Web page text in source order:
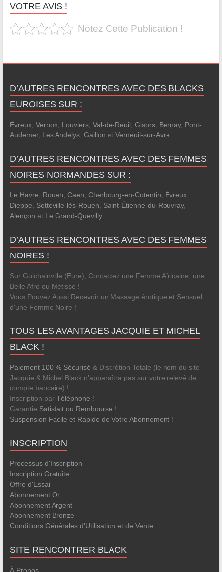
VOTRE AVIS !
Notez Cette Publication !
D’AUTRES RENCONTRES AVEC DES BLACKS
EUROISES SUR :
Évreux, Vernon, Louviers, Val-de-Reuil, Gisors, Bernay, Pont-
Audemer, Les Andelys, Gaillon et Verneuil-sur-Avre.
D’AUTRES RENCONTRES AVEC DES FEMMES
NOIRES NORMANDES SUR :
Le Havre, Rouen, Caen, Cherbourg-en-Cotentin, Évreux,
Dieppe, Sotteville-lès-Rouen, Saint-Étienne-du-Rouvray,
Alençon et Le Grand-Quevilly.
D’AUTRES RENCONTRES AVEC DES FEMMES
NOIRES !
Sur Guichainville (Eure), Contactez une Femme Africaine, une
Belle Afro ou Métisse !
Vous Pouvez Aussi Recevoir un Massage érotique et Sensuel
d'une Femme Noire !
TOUS LES AVANTAGES JACQUIE ET MICHEL
BLACK !
Paiement 100 % Sécurisé & Discrétion Totale (le nom du site
Jacquie & Michel Black n’apparaîtra pas sur votre relevé de
compte bancaire) !
Inscription par Téléphone !
Garantie Satisfait ou Remboursé !
Suspension Facile et Rapide de Votre Abonnement!
INSCRIPTION
Processus d'Inscription
Inscription Gratuite
Offre d'Essai
Abonnement Or
Abonnement Argent
Abonnement Bronze
Conditions Générales d'Utilisation et de Vente
SITE RENCONTRER BLACK
À Propos